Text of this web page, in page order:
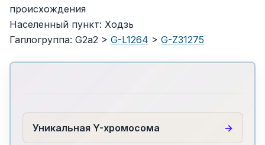
происхождения
Населенный пункт: Ходзь
Гаплогруппа: G2a2 > G-L1264 > G-Z31275
Уникальная Y-хромосома